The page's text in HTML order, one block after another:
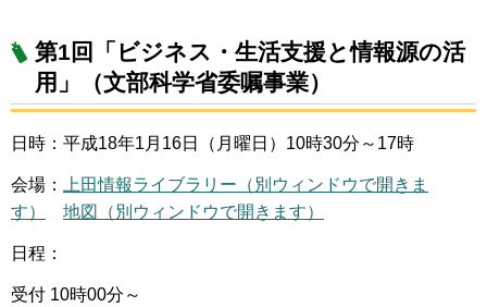
第1回「ビジネス・生活支援と情報源の活
用」（文部科学省委嘱事業）
日時：平成18年1月16日（月曜日）10時30分～17時
会場：
上田情報ライブラリー（別ウィンドウで開きま
す）
地図（別ウィンドウで開きます）
日程：
受付 10時00分～